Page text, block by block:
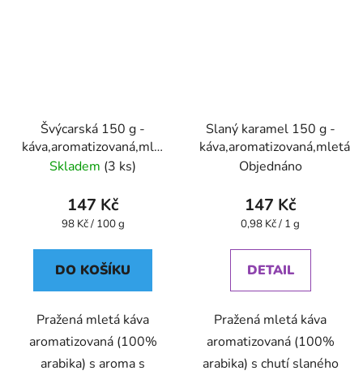
Švýcarská 150 g -
káva,aromatizovaná,mletá
- Oxalis
Skladem (3 ks)
147 Kč
Měrná
98 Kč / 100 g
DO KOŠÍKU
Pražená mletá káva
aromatizovaná (100%
arabika) s aroma s
Slaný karamel 150 g -
káva,aromatizovaná,mletá
Objednáno
147 Kč
Měrná
0,98 Kč / 1 g
DETAIL
Pražená mletá káva
aromatizovaná (100%
arabika) s chutí slaného